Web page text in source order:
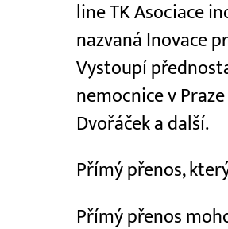
line TK Asociace
nazvaná Inovace
Vystoupí
nemocnice v
Dvořáček a další.
Přímý přenos,
Přímý přenos